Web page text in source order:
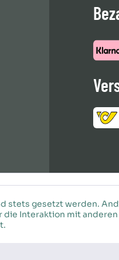
stets gesetzt werden.
die Interaktion mit anderen